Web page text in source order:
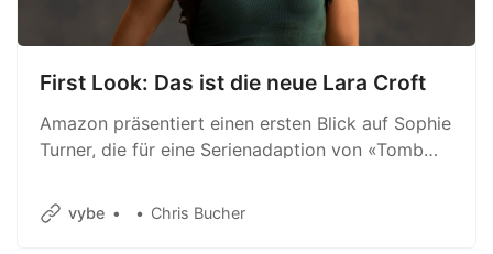
First Look: Das ist die neue Lara Croft
Amazon präsentiert einen ersten Blick auf Sophie
Turner, die für eine Serienadaption von «Tomb
vybe Chris Bucher